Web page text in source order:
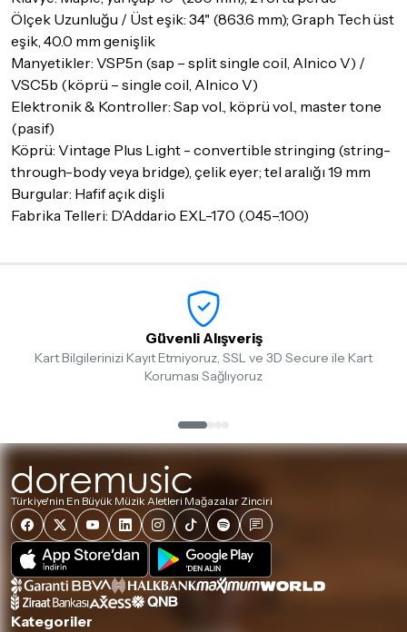
Ölçek Uzunluğu / Üst eşik: 34" (863.6 mm); Graph Tech üst
eşik, 40.0 mm genişlik
Manyetikler: VSP5n (sap – split single coil, Alnico V) /
VSC5b (köprü – single coil, Alnico V)
Elektronik & Kontroller: Sap vol., köprü vol., master tone
(pasif)
Köprü: Vintage Plus Light - convertible stringing (string-
through-body veya bridge), çelik eyer; tel aralığı 19 mm
Burgular: Hafif açık dişli
Fabrika Telleri: D’Addario EXL-170 (.045–.100)
Güvenli Alışveriş
Kart Bilgilerinizi Kayıt Etmiyoruz, SSL ve 3D Secure ile Kart
Koruması Sağlıyoruz
Türkiye'nin En Büyük Müzik Aletleri Mağazalar Zinciri
Kategoriler